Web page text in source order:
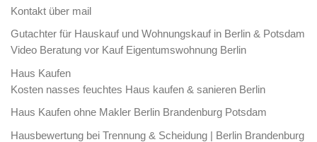
Kontakt über mail
Gutachter für Hauskauf und Wohnungskauf in Berlin & Potsdam
Video Beratung vor Kauf Eigentumswohnung Berlin
Haus Kaufen
Kosten nasses feuchtes Haus kaufen & sanieren Berlin
Haus Kaufen ohne Makler Berlin Brandenburg Potsdam
Hausbewertung bei Trennung & Scheidung | Berlin Brandenburg